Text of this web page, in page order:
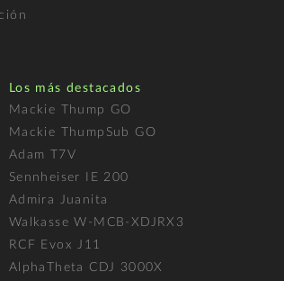
Los más destacados
Mackie Thump GO
Mackie ThumpSub GO
Adam T7V
Sennheiser IE 200
Admira Juanita
Walkasse W-MCB-XDJRX3
RCF Evox J11
AlphaTheta CDJ 3000X